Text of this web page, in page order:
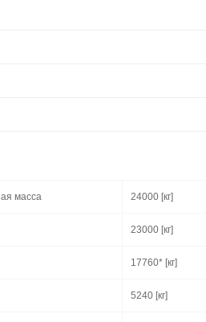
масса 24000 [кг]
23000 [кг]
17760* [кг]
5240 [кг]